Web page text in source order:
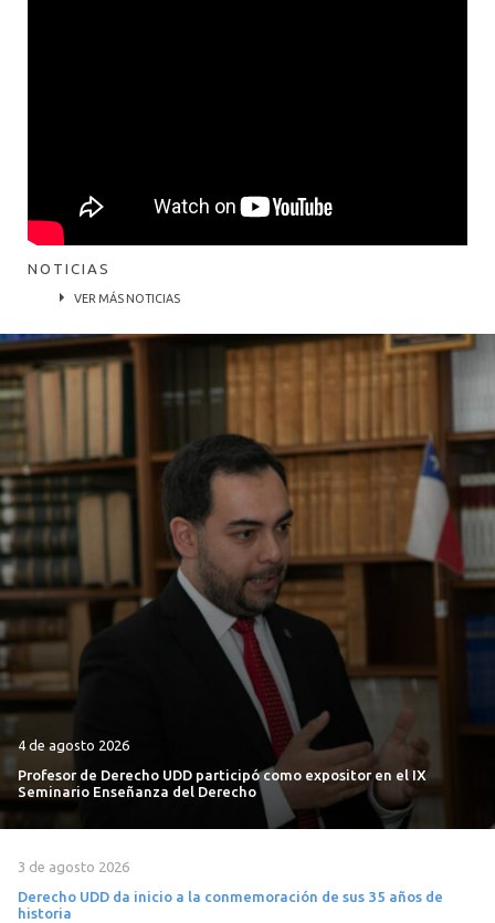
NOTICIAS
VER MÁS NOTICIAS
4 de agosto 2026
Profesor de Derecho UDD participó como expositor en el IX
Seminario Enseñanza del Derecho
3 de agosto 2026
Derecho UDD da inicio a la conmemoración de sus 35 años de
historia